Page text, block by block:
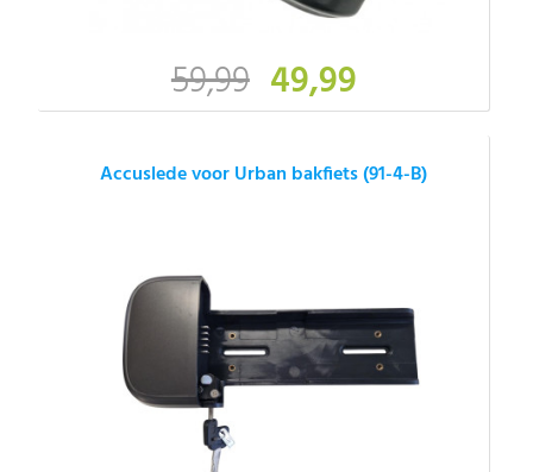
59,99 49,99
Accuslede voor Urban bakfiets (91-4-B)